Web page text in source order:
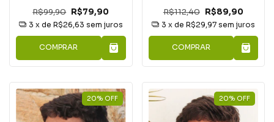
R$99,90 R$79,90
3 x de R$26,63 sem juros
COMPRAR
R$112,40 R$89,90
3 x de R$29,97 sem juros
COMPRAR
20% OFF 20% OFF